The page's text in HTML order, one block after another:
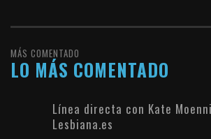
MÁS COMENTADO
LO MÁS COMENTADO
Línea directa con Kate
Lesbiana.es